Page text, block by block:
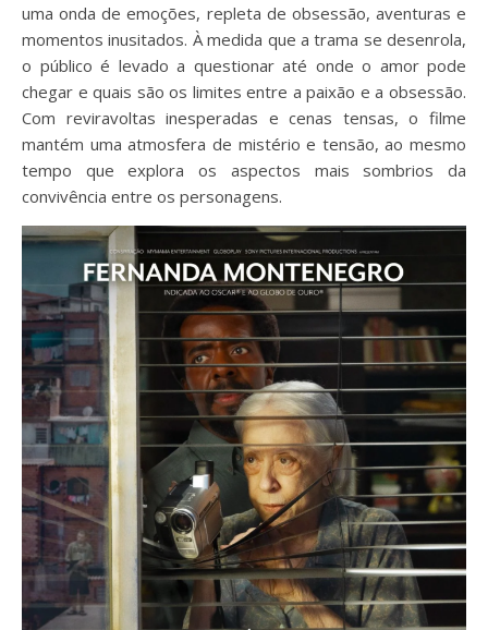
uma onda de emoções, repleta de obsessão, aventuras e
momentos inusitados. À medida que a trama se desenrola,
o público é levado a questionar até onde o amor pode
chegar e quais são os limites entre a paixão e a obsessão.
Com reviravoltas inesperadas e cenas tensas, o filme
mantém uma atmosfera de mistério e tensão, ao mesmo
tempo que explora os aspectos mais sombrios da
convivência entre os personagens.